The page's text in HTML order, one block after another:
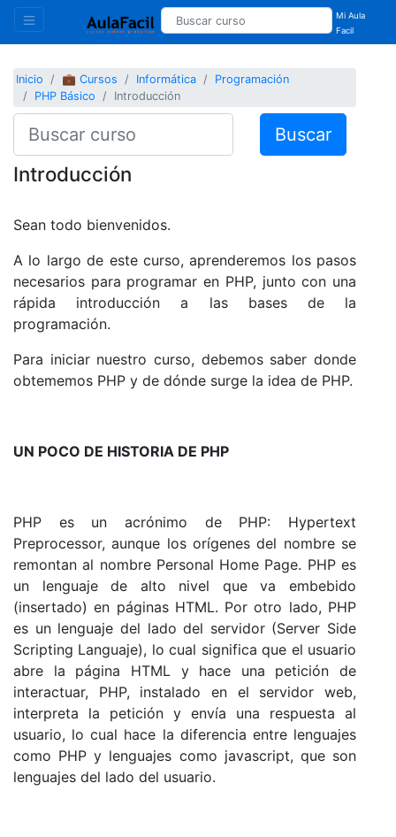
Mi Aula
Facil
Inicio 💼 Cursos Informática
Programación
PHP Básico
Introducción
Buscar
Introducción
Sean todo bienvenidos.
A lo largo de este curso, aprenderemos los pasos
necesarios para programar en PHP, junto con una
rápida introducción a las bases de la
programación.
Para iniciar nuestro curso, debemos saber donde
obtememos PHP y de dónde surge la idea de PHP.
UN POCO DE HISTORIA DE PHP
PHP es un acrónimo de PHP: Hypertext
Preprocessor, aunque los orígenes del nombre se
remontan al nombre Personal Home Page. PHP es
un lenguaje de alto nivel que va embebido
(insertado) en páginas HTML. Por otro lado, PHP
es un lenguaje del lado del servidor (Server Side
Scripting Languaje), lo cual significa que el usuario
abre la página HTML y hace una petición de
interactuar, PHP, instalado en el servidor web,
interpreta la petición y envía una respuesta al
usuario, lo cual hace la diferencia entre lenguajes
como PHP y lenguajes como javascript, que son
lenguajes del lado del usuario.